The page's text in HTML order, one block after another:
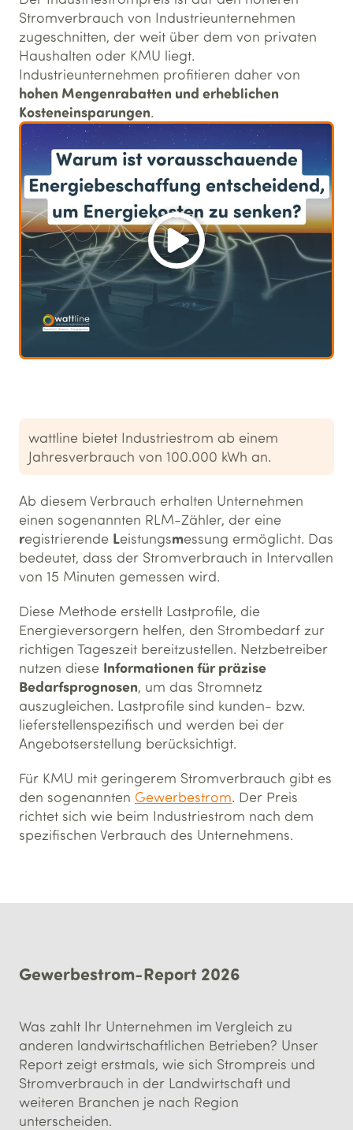
Stromverbrauch von Industrieunternehmen
zugeschnitten, der weit über dem von privaten
Haushalten oder KMU liegt.
Industrieunternehmen profitieren daher von
hohen Mengenrabatten und erheblichen
Kosteneinsparungen.
wattline bietet Industriestrom ab einem
Jahresverbrauch von 100.000 kWh an.
Ab diesem Verbrauch erhalten Unternehmen
einen sogenannten RLM-Zähler, der eine
registrierende Leistungsmessung ermöglicht. Das
bedeutet, dass der Stromverbrauch in Intervallen
von 15 Minuten gemessen wird.
Diese Methode erstellt Lastprofile, die
Energieversorgern helfen, den Strombedarf zur
richtigen Tageszeit bereitzustellen. Netzbetreiber
nutzen diese Informationen für präzise
Bedarfsprognosen, um das Stromnetz
auszugleichen. Lastprofile sind kunden- bzw.
lieferstellenspezifisch und werden bei der
Angebotserstellung berücksichtigt.
Für KMU mit geringerem Stromverbrauch gibt es
den sogenannten Gewerbestrom. Der Preis
richtet sich wie beim Industriestrom nach dem
spezifischen Verbrauch des Unternehmens.
Gewerbestrom-Report 2026
Was zahlt Ihr Unternehmen im Vergleich zu
anderen landwirtschaftlichen Betrieben? Unser
Report zeigt erstmals, wie sich Strompreis und
Stromverbrauch in der Landwirtschaft und
weiteren Branchen je nach Region
unterscheiden.